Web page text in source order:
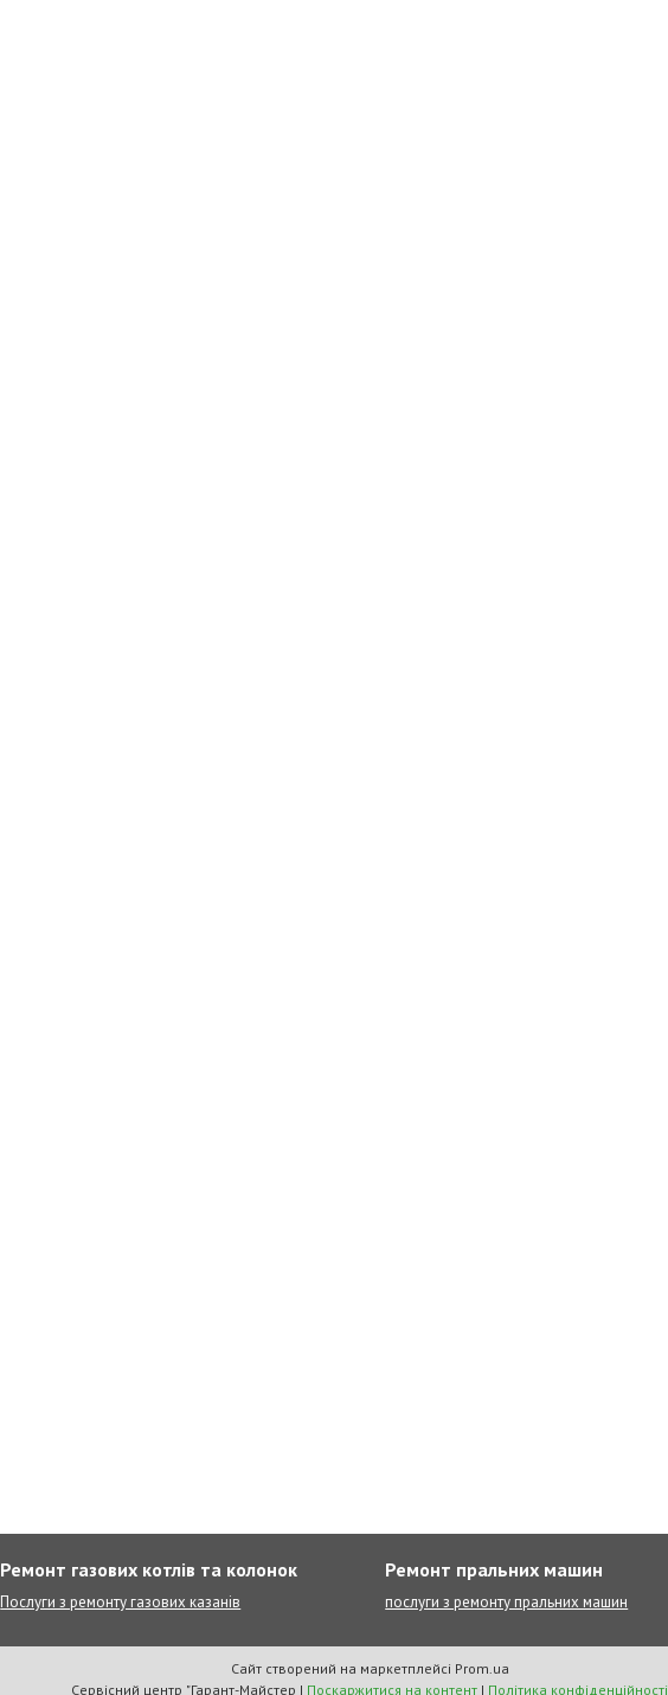
Ремонт газових котлів та колонок
Послуги з ремонту газових казанів
Ремонт пральних машин
послуги з ремонту пральних машин
Сайт створений на маркетплейсі Prom.ua
Сервісний центр "Гарант-Майстер | Поскаржитися на контент | Політика конфіденційності